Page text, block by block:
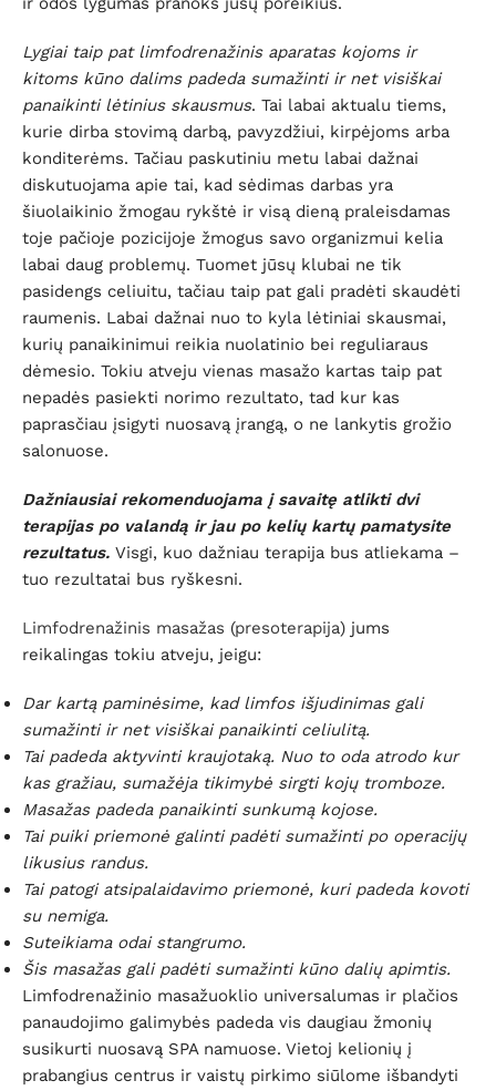
Lygiai taip pat limfodrenažinis aparatas kojoms ir
kitoms kūno dalims padeda sumažinti ir net visiškai
panaikinti lėtinius skausmus. Tai labai aktualu tiems,
kurie dirba stovimą darbą, pavyzdžiui, kirpėjoms arba
konditerėms. Tačiau paskutiniu metu labai dažnai
diskutuojama apie tai, kad sėdimas darbas yra
šiuolaikinio žmogau rykštė ir visą dieną praleisdamas
toje pačioje pozicijoje žmogus savo organizmui kelia
labai daug problemų. Tuomet jūsų klubai ne tik
pasidengs celiuitu, tačiau taip pat gali pradėti skaudėti
raumenis. Labai dažnai nuo to kyla lėtiniai skausmai,
kurių panaikinimui reikia nuolatinio bei reguliaraus
dėmesio. Tokiu atveju vienas masažo kartas taip pat
nepadės pasiekti norimo rezultato, tad kur kas
paprasčiau įsigyti nuosavą įrangą, o ne lankytis grožio
salonuose.
Dažniausiai rekomenduojama į savaitę atlikti dvi
terapijas po valandą ir jau po kelių kartų pamatysite
rezultatus. Visgi, kuo dažniau terapija bus atliekama –
tuo rezultatai bus ryškesni.
Limfodrenažinis masažas (presoterapija) jums
reikalingas tokiu atveju, jeigu:
Dar kartą paminėsime, kad limfos išjudinimas gali
sumažinti ir net visiškai panaikinti celiulitą.
Tai padeda aktyvinti kraujotaką. Nuo to oda atrodo kur
kas gražiau, sumažėja tikimybė sirgti kojų tromboze.
Masažas padeda panaikinti sunkumą kojose.
Tai puiki priemonė galinti padėti sumažinti po operacijų
likusius randus.
Tai patogi atsipalaidavimo priemonė, kuri padeda kovoti
su nemiga.
Suteikiama odai stangrumo.
Šis masažas gali padėti sumažinti kūno dalių apimtis.
Limfodrenažinio masažuoklio universalumas ir plačios
panaudojimo galimybės padeda vis daugiau žmonių
susikurti nuosavą SPA namuose. Vietoj kelionių į
prabangius centrus ir vaistų pirkimo siūlome išbandyti